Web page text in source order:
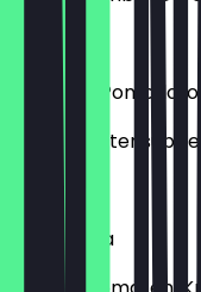
€ 4,95
Crema di Pomodoro
(ital.
Bruschetta